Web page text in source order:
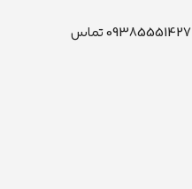
09385551427 تماس